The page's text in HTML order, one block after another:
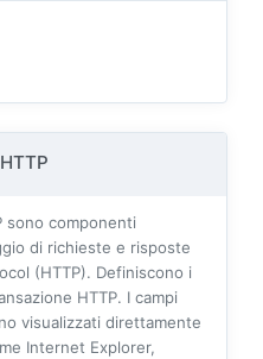
sono componenti
di richieste e risposte
(HTTP). Definiscono i
HTTP. I campi
visualizzati direttamente
Internet Explorer,